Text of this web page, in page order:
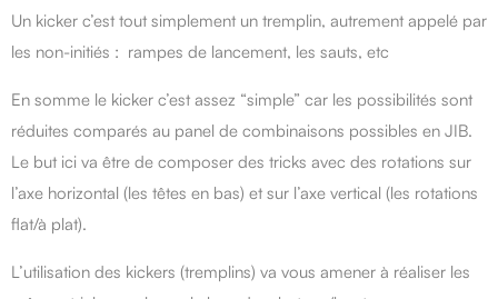
Un kicker c’est tout simplement un tremplin, autrement appelé par
les non-initiés : rampes de lancement, les sauts, etc
En somme le kicker c’est assez “simple” car les possibilités sont
réduites comparés au panel de combinaisons possibles en JIB.
Le but ici va être de composer des tricks avec des rotations sur
l’axe horizontal (les têtes en bas) et sur l’axe vertical (les rotations
flat/à plat).
L’utilisation des kickers (tremplins) va vous amener à réaliser les